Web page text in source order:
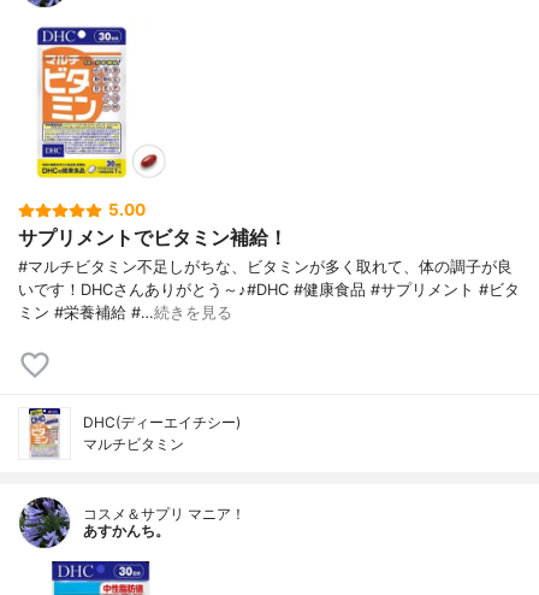
5.00
サプリメントでビタミン補給！
#マルチビタミン不足しがちな、ビタミンが多く取れて、体の調子が良
いです！DHCさんありがとう～♪#DHC #健康食品 #サプリメント #ビタ
ミン #栄養補給 #…続きを見る
DHC(ディーエイチシー)
マルチビタミン
コスメ＆サプリ マニア！
あすかんち。